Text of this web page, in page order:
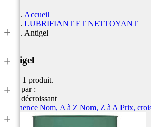
+
+
+
+
Accueil
LUBRIFIANT ET NETTOYANT
Antigel
Antigel
Il y a 1 produit.
Trier par :
Prix, décroissant
Pertinence Nom, A à Z Nom, Z à A Prix,